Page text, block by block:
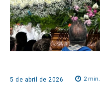
5 de abril de 2026 2min.